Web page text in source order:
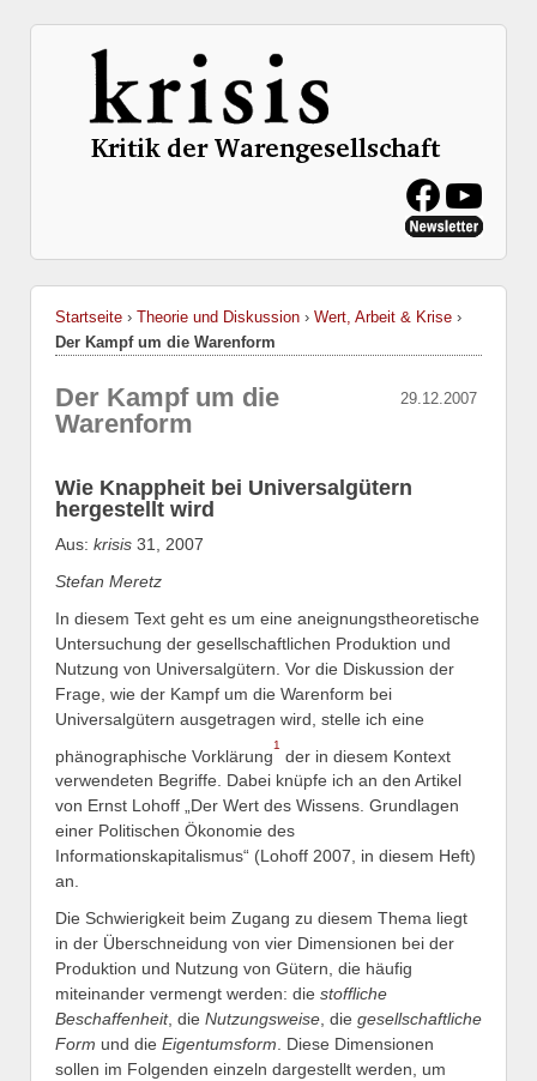
Startseite › Theorie und Diskussion › Wert, Arbeit & Krise ›
Der Kampf um die Warenform
29.12.2007
Der Kampf um die
Warenform
Wie Knappheit bei Universalgütern
hergestellt wird
Aus: krisis 31, 2007
Stefan Meretz
In diesem Text geht es um eine aneignungstheoretische
Untersuchung der gesellschaftlichen Produktion und
Nutzung von Universalgütern. Vor die Diskussion der
Frage, wie der Kampf um die Warenform bei
Universalgütern ausgetragen wird, stelle ich eine
phänographische Vorklärung
1
der in diesem Kontext
verwendeten Begriffe. Dabei knüpfe ich an den Artikel
von Ernst Lohoff „Der Wert des Wissens. Grundlagen
einer Politischen Ökonomie des
Informationskapitalismus“ (Lohoff 2007, in diesem Heft)
an.
Die Schwierigkeit beim Zugang zu diesem Thema liegt
in der Überschneidung von vier Dimensionen bei der
Produktion und Nutzung von Gütern, die häufig
miteinander vermengt werden: die stoffliche
Beschaffenheit, die Nutzungsweise , die gesellschaftliche
Form und die Eigentumsform . Diese Dimensionen
sollen im Folgenden einzeln dargestellt werden, um